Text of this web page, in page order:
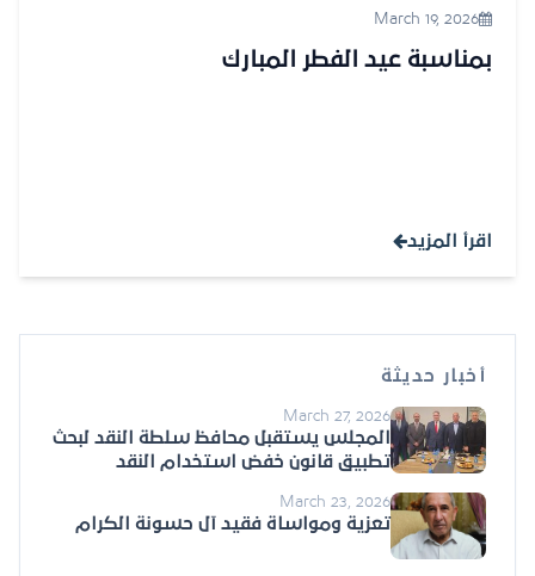
March 19, 2026
بمناسبة عيد الفطر المبارك
اقرأ المزيد
أخبار حديثة
March 27, 2026
المجلس يستقبل محافظ سلطة النقد لبحث
تطبيق قانون خفض استخدام النقد
March 23, 2026
تعزية ومواساة فقيد آل حسونة الكرام